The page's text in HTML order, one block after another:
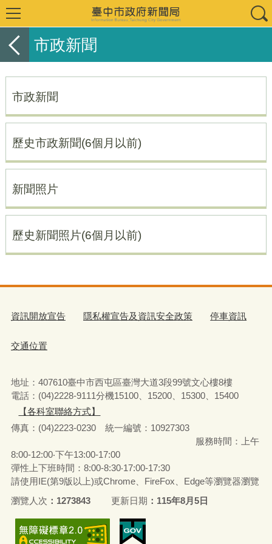
市政新聞
市政新聞
歷史市政新聞(6個月以前)
新聞照片
歷史新聞照片(6個月以前)
資訊開放宣告 隱私權宣告及資訊安全政策 停車資訊
交通位置
地址：407610臺中市西屯區臺灣大道3段99號文心樓8樓
電話：(04)2228-9111分機15100、15200、15300、15400
【各科室聯絡方式】
傳真：(04)2223-0230 統一編號 ： 10927303
服務時間：上午
8:00-12:00‧下午13:00-17:00
彈性上下班時間：8:00-8:30‧17:00-17:30
請使用IE(第9版以上)或Chrome、FireFox、Edge等瀏覽器瀏覽
瀏覽人次
1273843 更新日期 115年8月5日